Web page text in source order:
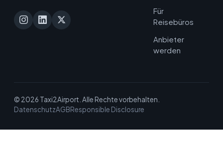
Für
Reisebüros
Anbieter
werden
© 2026 Taxi2Airport. Alle Rechte vorbehalten.
DatenschutzAGBResponsible Disclosure